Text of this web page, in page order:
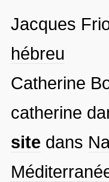
Jacques
hébreu
Catherine
catherine
site dans